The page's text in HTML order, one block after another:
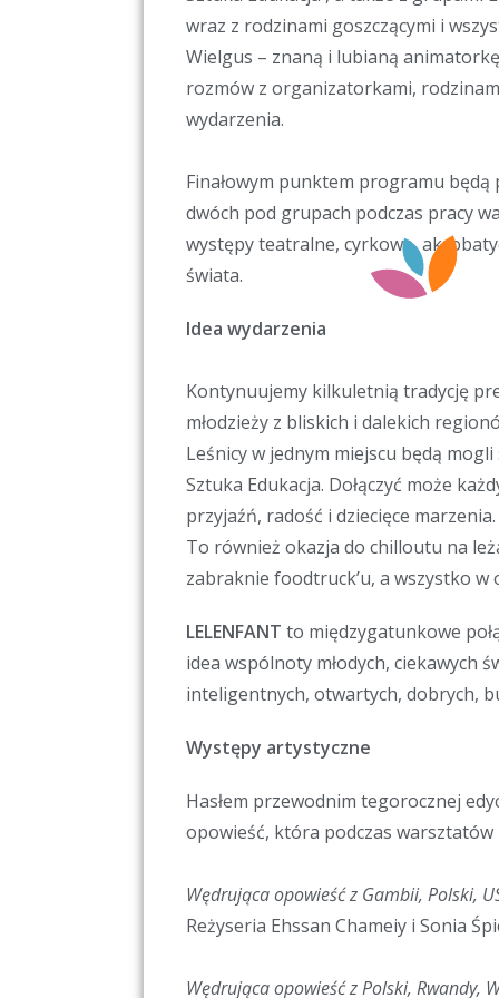
wraz z rodzinami goszczącymi i
Wielgus – znaną i lubianą
rozmów z organizatorkami,
wydarzenia.
Finałowym punktem programu
dwóch pod grupach podczas pracy
występy teatralne, cyrkowe,
świata.
Idea wydarzenia
Kontynuujemy kilkuletnią tradycję
młodzieży z bliskich i dalekich
Leśnicy w jednym miejscu będą
Sztuka Edukacja. Dołączyć może
przyjaźń, radość i dziecięce marzenia.
To również okazja do chilloutu na
zabraknie foodtruck’u, a wszystko
LELENFANT to międzygatunkowe
idea wspólnoty młodych, ciekawych
inteligentnych, otwartych, dobrych,
Występy artystyczne
Hasłem przewodnim tegorocznej
opowieść, która podczas warsztatów
Wędrująca opowieść z Gambii, Polski,
Reżyseria Ehssan Chameiy i Sonia
Wędrująca opowieść z Polski, Rwandy,